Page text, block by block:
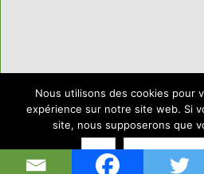
2019 - TOUS DROITS RÉSERVÉS
Nous utilisons des cookies pour
expérience sur notre site web. Si
site, nous supposerons que
Ok Politique de